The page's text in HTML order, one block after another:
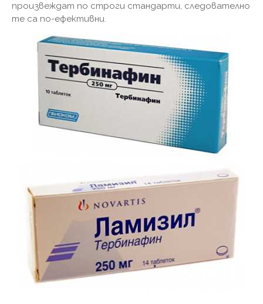
произвеждат по строги стандарти, следователно
те са по-ефективни.